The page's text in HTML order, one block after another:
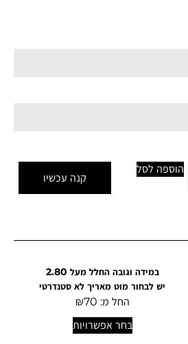
הוספה לסל
קנה עכשיו
במידה וגובה החלל מעל 2.80
יש לבחור מוט מאריך לא סטנדרטי
החל מ: ₪70
בחר אפשרויות